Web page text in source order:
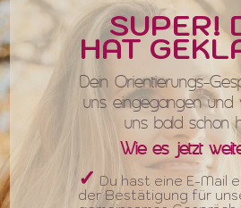
SUPER!
HAT
Dein Orientierungs-
uns eingegangen
uns bald schon
Wie es jetzt
✓ Du hast eine E-Mail
der Bestätigung für